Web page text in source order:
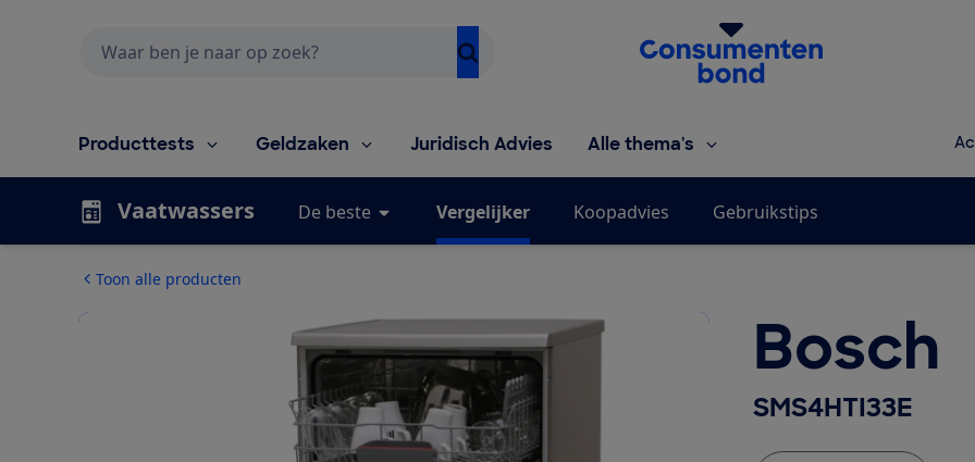
Homepage van de Consumentenbond
Producttests Geldzaken Juridisch Advies Alle thema's
Vaatwassers De beste Vergelijker Koopadvies Gebruikstips
Toon alle producten
Bosch
SMS4HTI33E